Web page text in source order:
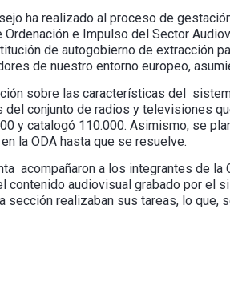
ha realizado al proceso de
e Impulso del Sector
de autogobierno de extracción
de nuestro entorno europeo,
sobre las características del
conjunto de radios y televisiones
y catalogó 110.000. Asimismo, se
la ODA hasta que se resuelve.
acompañaron a los integrantes de la
contenido audiovisual grabado por el
realizaban sus tareas, lo que,